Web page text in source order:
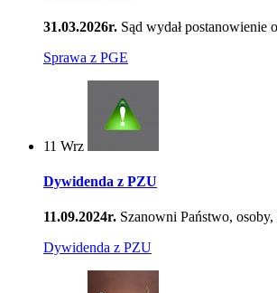
31.03.2026r. Sąd wydał postanowienie
Sprawa z PGE
11 Wrz
Dywidenda z PZU
11.09.2024r. Szanowni Państwo,
Dywidenda z PZU